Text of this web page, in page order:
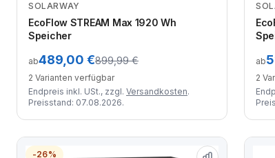
SOLARWAY
EcoFlow STREAM Max 1920 Wh
Speicher
ab489,00 €899,99 €
2 Varianten verfügbar
Endpreis inkl. USt., zzgl. Versandkosten.
Preisstand: 07.08.2026.
ab
2
-26%